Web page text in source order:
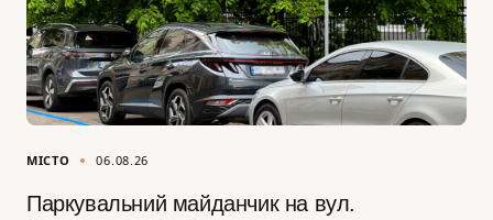
МІСТО 06.08.26
Паркувальний майданчик на вул.